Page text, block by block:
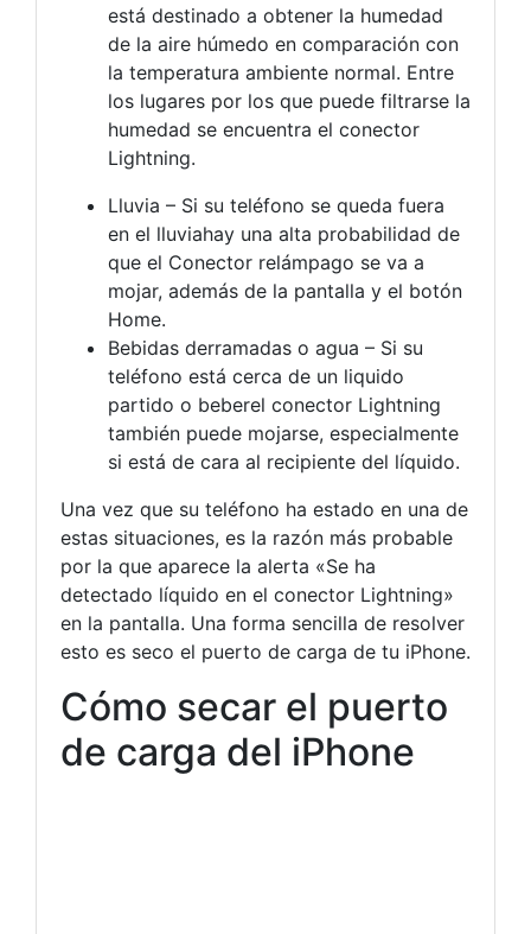
está destinado a obtener la humedad
de la aire húmedo en comparación con
la temperatura ambiente normal. Entre
los lugares por los que puede filtrarse la
humedad se encuentra el conector
Lightning.
Lluvia – Si su teléfono se queda fuera
en el lluviahay una alta probabilidad de
que el Conector relámpago se va a
mojar, además de la pantalla y el botón
Home.
Bebidas derramadas o agua – Si su
teléfono está cerca de un liquido
partido o beberel conector Lightning
también puede mojarse, especialmente
si está de cara al recipiente del líquido.
Una vez que su teléfono ha estado en una de
estas situaciones, es la razón más probable
por la que aparece la alerta «Se ha
detectado líquido en el conector Lightning»
en la pantalla. Una forma sencilla de resolver
esto es seco el puerto de carga de tu iPhone.
Cómo secar el puerto
de carga del iPhone